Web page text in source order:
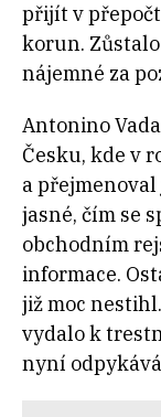
přijít v
korun.
nájemné za
Antonino
Česku, kde v
a přejmenoval
jasné, čím se
obchodním
informace.
již moc
vydalo k
nyní